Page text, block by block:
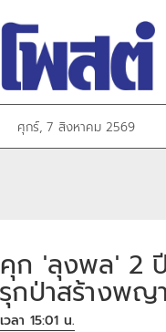
ศุกร์, 7 สิงหาคม 2569
คุก 'ลุงพล' 2
กป่าสร้างพญ
ลา 15:01 น.